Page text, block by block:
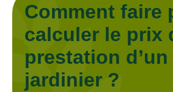
Comment faire
calculer le prix
prestation d’un
jardinier ?